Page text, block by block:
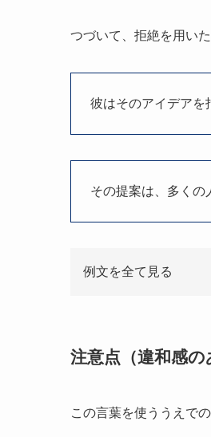
つづいて、拒絶を用い
彼はそのアイデアを
その提案は、多くの
例文を全て見る
注意点（違和感の
この言葉を使ううえで